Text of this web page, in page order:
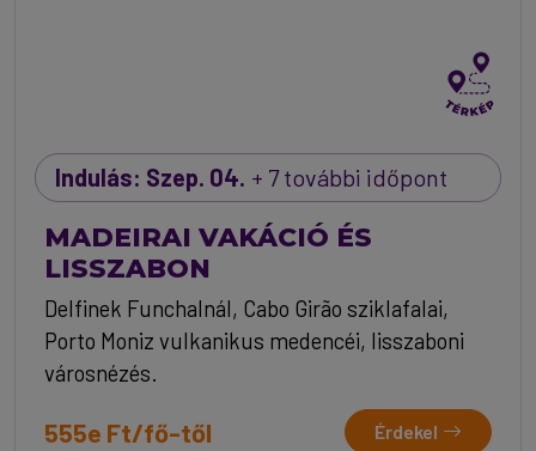
Indulás: Szep. 04. + 7 további időpont
MADEIRAI VAKÁCIÓ ÉS
LISSZABON
Delfinek Funchalnál, Cabo Girão sziklafalai,
Porto Moniz vulkanikus medencéi, lisszaboni
városnézés.
555e Ft/fő-től Érdekel